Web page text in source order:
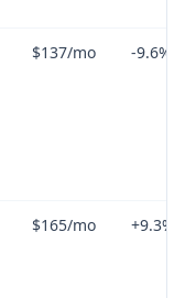
$137/mo -9.6%
$165/mo +9.3%